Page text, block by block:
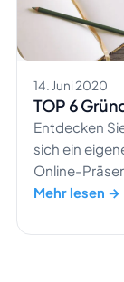
14. Juni 2020
TOP 6
Entdecken
sich ein
Online-
Mehr lesen →